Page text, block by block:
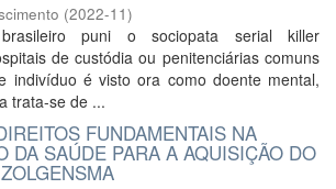
(2022-11)
puni o sociopata serial killer
de custódia ou penitenciárias comuns
indivíduo é visto ora como doente mental,
trata-se de ...
FUNDAMENTAIS NA
DA SAÚDE PARA A AQUISIÇÃO DO